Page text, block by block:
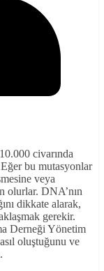
civarında
bu mutasyonlar
veya
olurlar. DNA’nın
dikkate alarak,
gerekir.
Derneği Yönetim
oluştuğunu ve